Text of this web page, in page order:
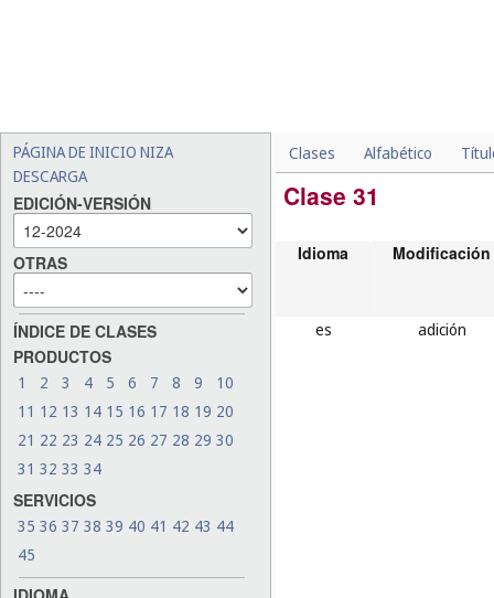
PÁGINA DE INICIO NIZA
DESCARGA
EDICIÓN-VERSIÓN
OTRAS
ÍNDICE DE CLASES
PRODUCTOS
1 2 3 4 5 6 7 8 9
10
11 12 13 14 15 16 17 18 19 20
21 22 23 24 25 26 27 28 29 30
31 32 33 34
SERVICIOS
35 36 37 38 39 40 41 42 43 44
45
Clases Alfabético
Clase 31
Idioma Modificación
es adición